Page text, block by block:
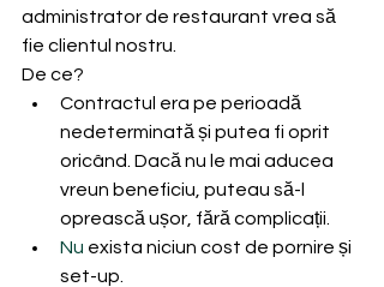
administrator de restaurant vrea să
fie clientul nostru.
De ce?
Contractul era pe perioadă
nedeterminată și putea fi oprit
oricând. Dacă nu le mai aducea
vreun beneficiu, puteau să-l
oprească ușor, fără complicații.
Nu exista niciun cost de pornire și
set-up.